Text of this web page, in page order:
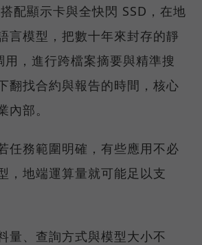
配顯示卡與全快閃 SSD，在地
言模型，把數十年來封存的靜
，進行跨檔案摘要與精準搜
翻找合約與報告的時間，核心
內部。
任務範圍明確，有些應用不必
，地端運算量就可能足以支
量、查詢方式與模型大小不